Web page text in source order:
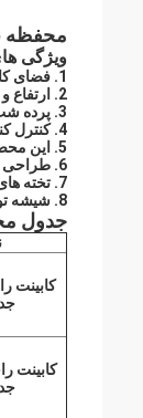
محفظه
ویژگی
1. فضای کاملاً باز برای استفاده آسان.
2. ارتفاع و زاویه قفسه ها را می توان با توجه به اقلام مختلف تنظیم کرد.
3. پرده شب را بیرون بکشید، صرفه جویی در انرژی برای عملکرد شبانه.
4. کنترل کننده دمای خودکار الکترونیکی. دمای داخل کابینت دقیق تر است.
5. این محصول یک عملکرد تاخیر در قطع برق کمپرسور را برای مدار فراهم می کند تا از عملکرد عادی اطمینان حاصل شود.
6. طراحی ساده، زیبا و ظریف
7. تخته های چند لایه را می توان آزادانه ترکیب کرد، با زوایای قابل تنظیم برای جلوه نمایش خوب;
8. شیشه توخالی سکوریت شده توخالی، با استحکام بالا و ظاهر شفاف تر;
جدول
کابینت
کابینت